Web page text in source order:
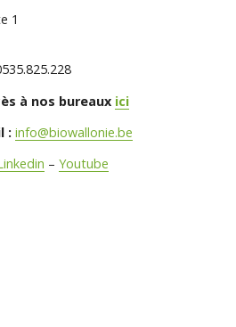
1
à nos bureaux ici
: info@biowallonie.be
–Youtube